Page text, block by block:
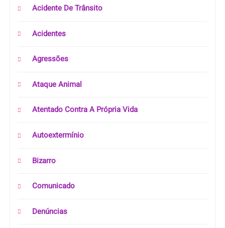
Acidente De Trânsito
Acidentes
Agressões
Ataque Animal
Atentado Contra A Própria Vida
Autoextermínio
Bizarro
Comunicado
Denúncias